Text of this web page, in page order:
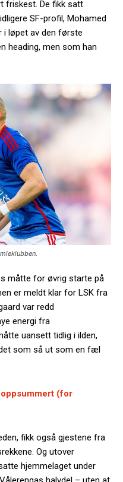
friskest. De fikk satt
SF-profil, Mohamed
i løpet av den første
heading, men som han
måtte for øvrig starte på
er meldt klar for LSK fra
var redd
energi fra
uansett tidlig i ilden,
som så ut som en fæl
(for
fikk også gjestene fra
Og utover
hjemmelaget under